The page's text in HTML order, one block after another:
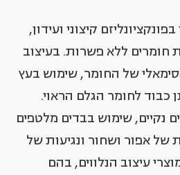
קיצוני ועידון,
חומרים ללא פשרות. בעיצוב
של החומר, שימוש בעץ
כבוד לחומר הגלם הראוי.
נקיים, שימוש בבדים מלטפים
של אפור ושחור ונגיעות של
עיצוב הנלווים, בהם